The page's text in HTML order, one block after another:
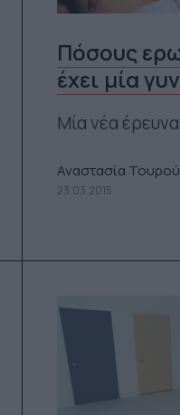
Πόσους
έχει μία
Μία νέα
Αναστασία
23.03.2015